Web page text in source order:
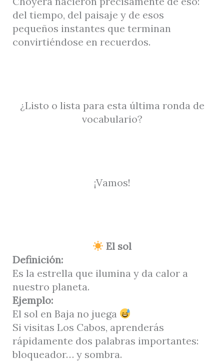
del tiempo, del paisaje y de esos
pequeños instantes que terminan
convirtiéndose en recuerdos.
¿Listo o lista para esta última ronda de
vocabulario?
¡Vamos!
El sol
Definición:
Es la estrella que ilumina y da calor a
nuestro planeta.
Ejemplo:
El sol en Baja no juega
Si visitas Los Cabos, aprenderás
rápidamente dos palabras importantes:
bloqueador… y sombra.